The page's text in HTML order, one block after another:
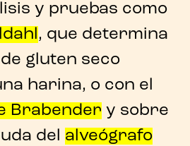
y pruebas como
, que determina
gluten seco
harina, o con el
Brabender y sobre
del alveógrafo